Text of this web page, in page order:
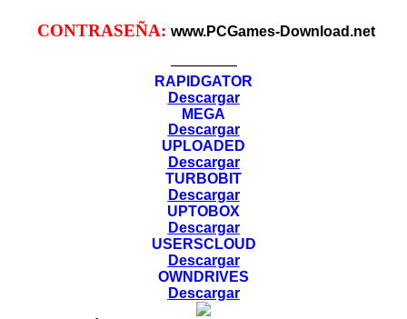
CONTRASEÑA: www.PCGames-Download.net
————–
RAPIDGATOR
Descargar
MEGA
Descargar
UPLOADED
Descargar
TURBOBIT
Descargar
UPTOBOX
Descargar
USERSCLOUD
Descargar
OWNDRIVES
Descargar